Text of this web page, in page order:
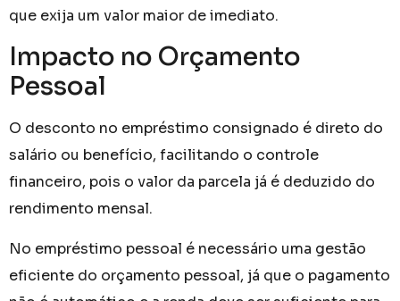
que exija um valor maior de imediato.
Impacto no Orçamento
Pessoal
O desconto no empréstimo consignado é direto do
salário ou benefício, facilitando o controle
financeiro, pois o valor da parcela já é deduzido do
rendimento mensal.
No empréstimo pessoal é necessário uma gestão
eficiente do orçamento pessoal, já que o pagamento